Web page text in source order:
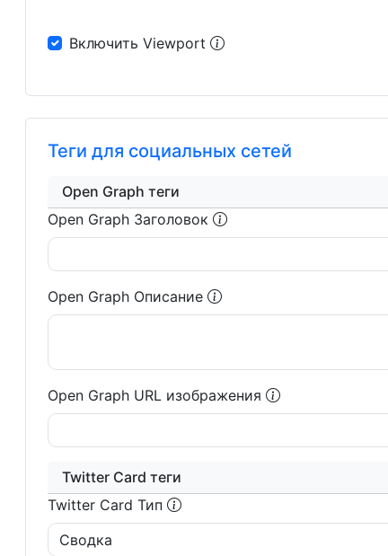
Включить Viewport
Теги для социальных сетей
Open Graph теги
Open Graph Заголовок
Open Graph Описание
Open Graph URL изображения
Twitter Card теги
Twitter Card Тип